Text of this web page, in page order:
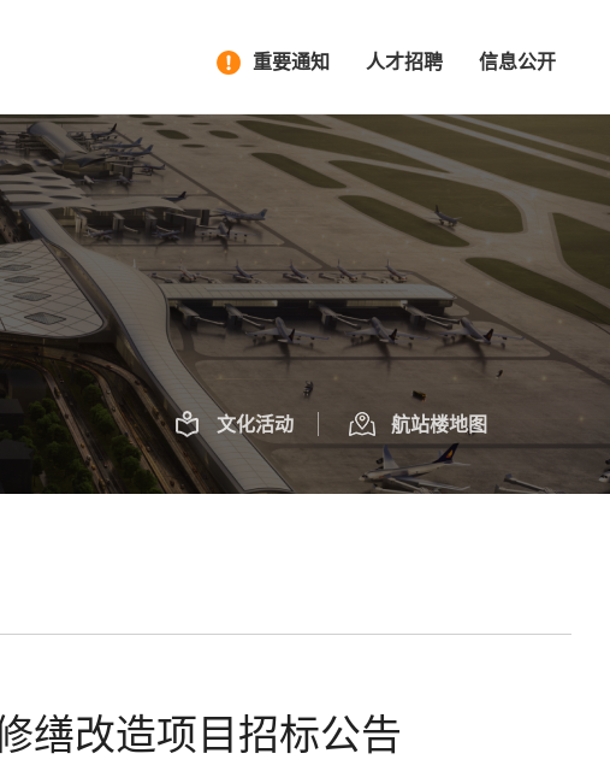
信息公开
人才招聘
重要通知
文化活动 航站楼地图
缮改造项目招标公告